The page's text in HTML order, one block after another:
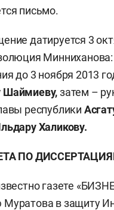
письмо.
датируется 3
до 3 ноября 2013
Шаймиеву,затем –
республики
Халикову.
ПО
газете
в защиту